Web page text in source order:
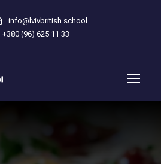
info@lvivbritish.school
+380 (96) 625 11 33